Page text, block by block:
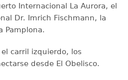
Internacional La Aurora, el
Dr. Imrich Fischmann, la
Pamplona.
carril izquierdo, los
desde El Obelisco.